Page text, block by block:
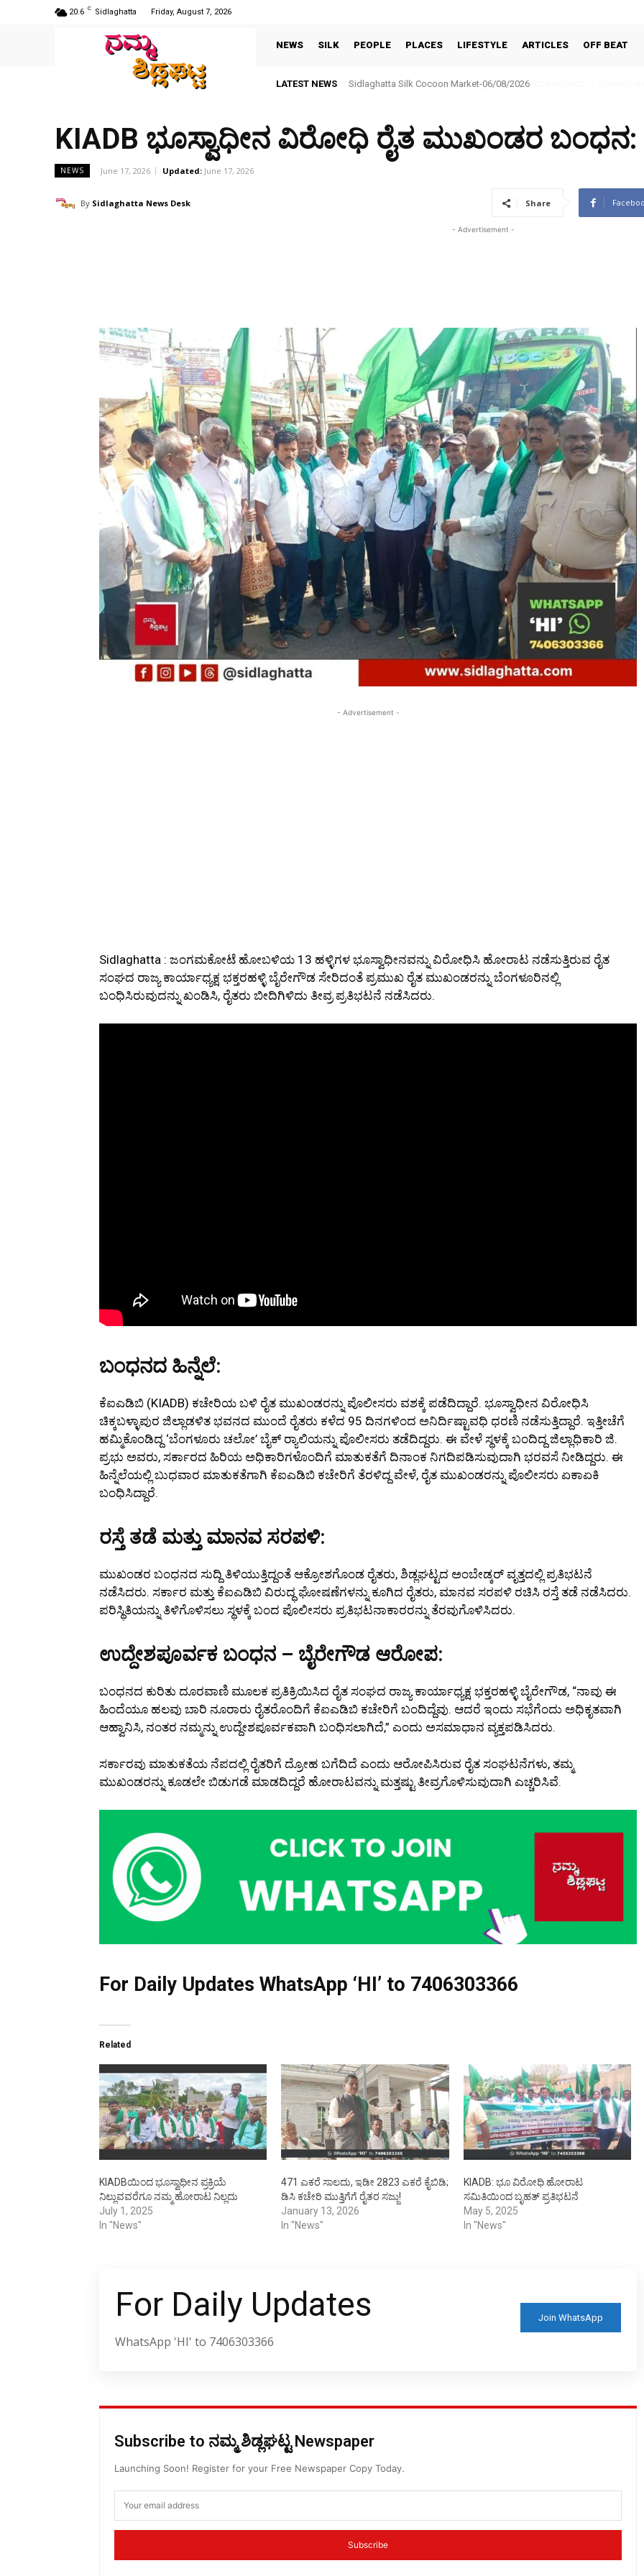
20.6 C Sidlaghatta Friday, August 7, 2026
NEWS SILK PEOPLE PLACES LIFESTYLE ARTICLES OFF BEAT
LATEST NEWS Sidlaghatta Silk Cocoon Market-06/08/2026
KIADB ಭೂಸ್ವಾಧೀನ ವಿರೋಧಿ ರೈತ ಮುಖಂಡರ
NEWS June 17, 2026 Updated: June 17, 2026
By Sidlaghatta News Desk Share
- Advertisement -
- Advertisement -
Sidlaghatta : ಜಂಗಮಕೋಟೆ ಹೋಬಳಿಯ 13 ಹಳ್ಳಿಗಳ ಭೂಸ್ವಾಧೀನವನ್ನು ವಿರೋಧಿಸಿ ಹೋರಾಟ ನಡೆಸುತ್ತಿರುವ ರೈತ
ಸಂಘದ ರಾಜ್ಯ ಕಾರ್ಯಾಧ್ಯಕ್ಷ ಭಕ್ತರಹಳ್ಳಿ ಬೈರೇಗೌಡ ಸೇರಿದಂತೆ ಪ್ರಮುಖ ರೈತ ಮುಖಂಡರನ್ನು ಬೆಂಗಳೂರಿನಲ್ಲಿ
ಬಂಧಿಸಿರುವುದನ್ನು ಖಂಡಿಸಿ, ರೈತರು ಬೀದಿಗಿಳಿದು ತೀವ್ರ ಪ್ರತಿಭಟನೆ ನಡೆಸಿದರು.
ಬಂಧನದ ಹಿನ್ನೆಲೆ:
ಕೆಐಎಡಿಬಿ (KIADB) ಕಚೇರಿಯ ಬಳಿ ರೈತ ಮುಖಂಡರನ್ನು ಪೊಲೀಸರು ವಶಕ್ಕೆ ಪಡೆದಿದ್ದಾರೆ. ಭೂಸ್ವಾಧೀನ ವಿರೋಧಿಸಿ
ಚಿಕ್ಕಬಳ್ಳಾಪುರ ಜಿಲ್ಲಾಡಳಿತ ಭವನದ ಮುಂದೆ ರೈತರು ಕಳೆದ 95 ದಿನಗಳಿಂದ ಅನಿರ್ದಿಷ್ಟಾವಧಿ ಧರಣಿ ನಡೆಸುತ್ತಿದ್ದಾರೆ. ಇತ್ತೀಚೆಗೆ
ಹಮ್ಮಿಕೊಂಡಿದ್ದ ‘ಬೆಂಗಳೂರು ಚಲೋ’ ಬೈಕ್ ರ‍್ಯಾಲಿಯನ್ನು ಪೊಲೀಸರು ತಡೆದಿದ್ದರು. ಈ ವೇಳೆ ಸ್ಥಳಕ್ಕೆ ಬಂದಿದ್ದ ಜಿಲ್ಲಾಧಿಕಾರಿ ಜಿ.
ಪ್ರಭು ಅವರು, ಸರ್ಕಾರದ ಹಿರಿಯ ಅಧಿಕಾರಿಗಳೊಂದಿಗೆ ಮಾತುಕತೆಗೆ ದಿನಾಂಕ ನಿಗದಿಪಡಿಸುವುದಾಗಿ ಭರವಸೆ ನೀಡಿದ್ದರು. ಈ
ಹಿನ್ನೆಲೆಯಲ್ಲಿ ಬುಧವಾರ ಮಾತುಕತೆಗಾಗಿ ಕೆಐಎಡಿಬಿ ಕಚೇರಿಗೆ ತೆರಳಿದ್ದ ವೇಳೆ, ರೈತ ಮುಖಂಡರನ್ನು ಪೊಲೀಸರು ಏಕಾಏಕಿ
ಬಂಧಿಸಿದ್ದಾರೆ.
ರಸ್ತೆ ತಡೆ ಮತ್ತು ಮಾನವ ಸರಪಳಿ:
ಮುಖಂಡರ ಬಂಧನದ ಸುದ್ದಿ ತಿಳಿಯುತ್ತಿದ್ದಂತೆ ಆಕ್ರೋಶಗೊಂಡ ರೈತರು, ಶಿಡ್ಲಘಟ್ಟದ ಅಂಬೇಡ್ಕರ್ ವೃತ್ತದಲ್ಲಿ ಪ್ರತಿಭಟನೆ
ನಡೆಸಿದರು. ಸರ್ಕಾರ ಮತ್ತು ಕೆಐಎಡಿಬಿ ವಿರುದ್ಧ ಘೋಷಣೆಗಳನ್ನು ಕೂಗಿದ ರೈತರು, ಮಾನವ ಸರಪಳಿ ರಚಿಸಿ ರಸ್ತೆ ತಡೆ ನಡೆಸಿದರು.
ಪರಿಸ್ಥಿತಿಯನ್ನು ತಿಳಿಗೊಳಿಸಲು ಸ್ಥಳಕ್ಕೆ ಬಂದ ಪೊಲೀಸರು ಪ್ರತಿಭಟನಾಕಾರರನ್ನು ತೆರವುಗೊಳಿಸಿದರು.
ಉದ್ದೇಶಪೂರ್ವಕ ಬಂಧನ – ಬೈರೇಗೌಡ ಆರೋಪ:
ಬಂಧನದ ಕುರಿತು ದೂರವಾಣಿ ಮೂಲಕ ಪ್ರತಿಕ್ರಿಯಿಸಿದ ರೈತ ಸಂಘದ ರಾಜ್ಯ ಕಾರ್ಯಾಧ್ಯಕ್ಷ ಭಕ್ತರಹಳ್ಳಿ ಬೈರೇಗೌಡ, “ನಾವು ಈ
ಹಿಂದೆಯೂ ಹಲವು ಬಾರಿ ನೂರಾರು ರೈತರೊಂದಿಗೆ ಕೆಐಎಡಿಬಿ ಕಚೇರಿಗೆ ಬಂದಿದ್ದೆವು. ಆದರೆ ಇಂದು ಸಭೆಗೆಂದು ಅಧಿಕೃತವಾಗಿ
ಆಹ್ವಾನಿಸಿ, ನಂತರ ನಮ್ಮನ್ನು ಉದ್ದೇಶಪೂರ್ವಕವಾಗಿ ಬಂಧಿಸಲಾಗಿದೆ,” ಎಂದು ಅಸಮಾಧಾನ ವ್ಯಕ್ತಪಡಿಸಿದರು.
ಸರ್ಕಾರವು ಮಾತುಕತೆಯ ನೆಪದಲ್ಲಿ ರೈತರಿಗೆ ದ್ರೋಹ ಬಗೆದಿದೆ ಎಂದು ಆರೋಪಿಸಿರುವ ರೈತ ಸಂಘಟನೆಗಳು, ತಮ್ಮ
ಮುಖಂಡರನ್ನು ಕೂಡಲೇ ಬಿಡುಗಡೆ ಮಾಡದಿದ್ದರೆ ಹೋರಾಟವನ್ನು ಮತ್ತಷ್ಟು ತೀವ್ರಗೊಳಿಸುವುದಾಗಿ ಎಚ್ಚರಿಸಿವೆ.
For Daily Updates WhatsApp ‘HI’ to 7406303366
Related
KIADBಯಿಂದ ಭೂಸ್ವಾಧೀನ ಪ್ರಕ್ರಿಯೆ
ನಿಲ್ಲುವವರೆಗೂ ನಮ್ಮ ಹೋರಾಟ ನಿಲ್ಲದು
July 1, 2025
In "News"
471 ಎಕರೆ ಸಾಲದು, ಇಡೀ 2823 ಎಕರೆ ಕೈಬಿಡಿ;
ಡಿಸಿ ಕಚೇರಿ ಮುತ್ತಿಗೆಗೆ ರೈತರ ಸಜ್ಜು!
January 13, 2026
In "News"
KIADB: ಭೂ ವಿರೋಧಿ ಹೋರಾಟ
ಸಮಿತಿಯಿಂದ ಬೃಹತ್ ಪ್ರತಿಭಟನೆ
May 5, 2025
In "News"
For Daily Updates
WhatsApp 'HI' to 7406303366
Join WhatsApp
Subscribe to ನಮ್ಮ ಶಿಡ್ಲಘಟ್ಟ Newspaper
Launching Soon! Register for your Free Newspaper Copy Today.
Subscribe